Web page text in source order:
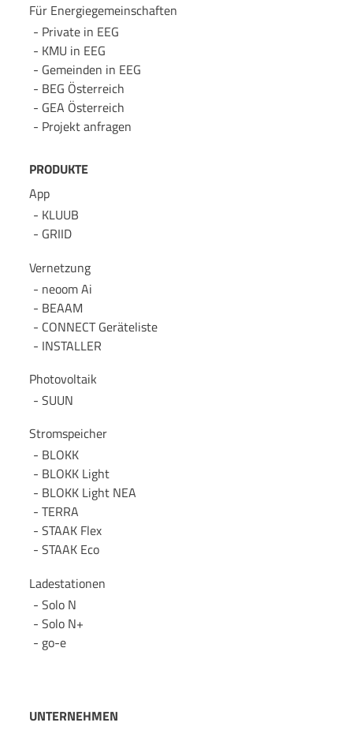
Für Energie­gemeinschaften
Private in EEG
KMU in EEG
Gemeinden in EEG
BEG Österreich
GEA Österreich
Projekt anfragen
PRODUKTE
App
KLUUB
GRIID
Vernetzung
neoom Ai
BEAAM
CONNECT Geräteliste
INSTALLER
Photovoltaik
SUUN
Stromspeicher
BLOKK
BLOKK Light
BLOKK Light NEA
TERRA
STAAK Flex
STAAK Eco
Ladestationen
Solo N
Solo N+
go-e
UNTERNEHMEN